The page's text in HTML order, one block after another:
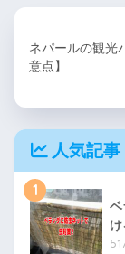
ネパールの観光
意点】
人気記事
1
ベ
け